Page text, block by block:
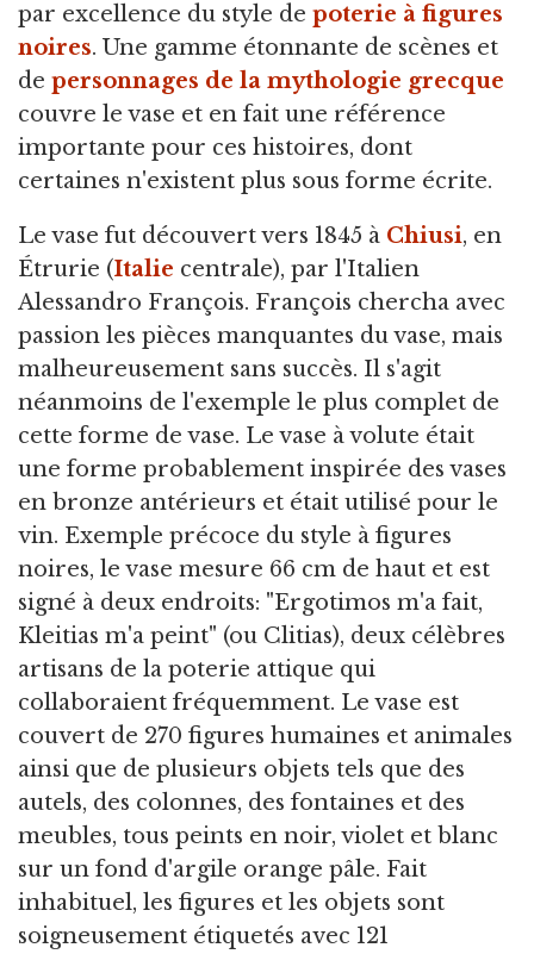
par excellence du style de poterie à figures
noires. Une gamme étonnante de scènes et
de personnages de la mythologie grecque
couvre le vase et en fait une référence
importante pour ces histoires, dont
certaines n'existent plus sous forme écrite.
Le vase fut découvert vers 1845 à Chiusi, en
Étrurie (Italie centrale), par l'Italien
Alessandro François. François chercha avec
passion les pièces manquantes du vase, mais
malheureusement sans succès. Il s'agit
néanmoins de l'exemple le plus complet de
cette forme de vase. Le vase à volute était
une forme probablement inspirée des vases
en bronze antérieurs et était utilisé pour le
vin. Exemple précoce du style à figures
noires, le vase mesure 66 cm de haut et est
signé à deux endroits: "Ergotimos m'a fait,
Kleitias m'a peint" (ou Clitias), deux célèbres
artisans de la poterie attique qui
collaboraient fréquemment. Le vase est
couvert de 270 figures humaines et animales
ainsi que de plusieurs objets tels que des
autels, des colonnes, des fontaines et des
meubles, tous peints en noir, violet et blanc
sur un fond d'argile orange pâle. Fait
inhabituel, les figures et les objets sont
soigneusement étiquetés avec 121